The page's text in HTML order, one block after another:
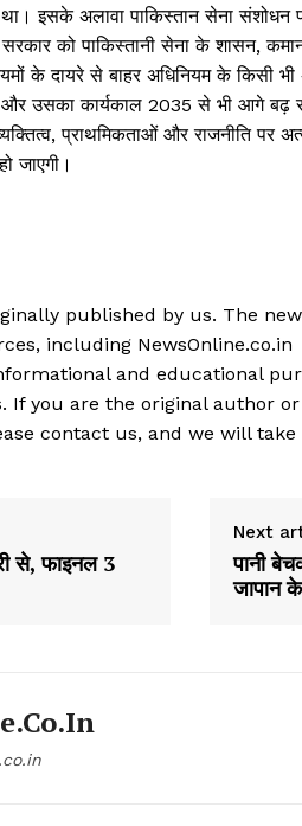
था। इसके अलावा पाकिस्तान सेना
को पाकिस्तानी सेना के शासन,
के दायरे से बाहर अधिनियम के किसी भी
और उसका कार्यकाल 2035 से भी आगे
प्राथमिकताओं और राजनीति पर
जाएगी।
published by us. The
including NewsOnline.co.in
and educational
If you are the original author
contact us, and we will
से, फाइनल 3
Next
पानी
जापान